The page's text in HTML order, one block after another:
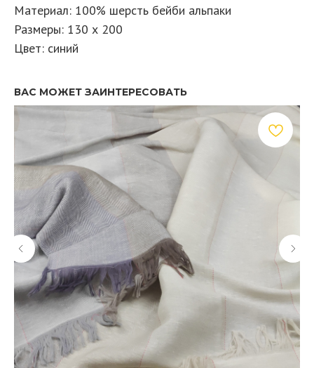
Материал: 100% шерсть бейби альпаки
Размеры: 130 х 200
Цвет: синий
ВАС МОЖЕТ ЗАИНТЕРЕСОВАТЬ